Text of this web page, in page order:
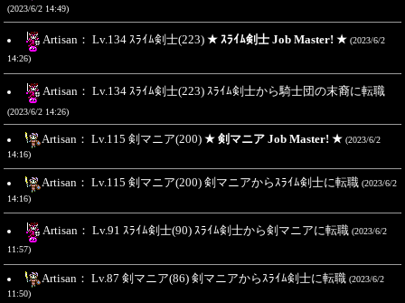
(2023/6/2 14:49)
Artisan： Lv.134 ｽﾗｲﾑ剣士(223) ★ ｽﾗｲﾑ剣士 Job Master! ★ (2023/6/2
14:26)
Artisan： Lv.134 ｽﾗｲﾑ剣士(223) ｽﾗｲﾑ剣士から騎士団の末裔に転職
(2023/6/2 14:26)
Artisan： Lv.115 剣マニア(200) ★ 剣マニア Job Master! ★ (2023/6/2
14:16)
Artisan： Lv.115 剣マニア(200) 剣マニアからｽﾗｲﾑ剣士に転職 (2023/6/2
14:16)
Artisan： Lv.91 ｽﾗｲﾑ剣士(90) ｽﾗｲﾑ剣士から剣マニアに転職 (2023/6/2
11:57)
Artisan： Lv.87 剣マニア(86) 剣マニアからｽﾗｲﾑ剣士に転職 (2023/6/2
11:50)